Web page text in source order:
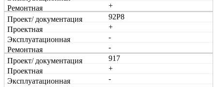
+
92Р8
+
-
-
917
+
-